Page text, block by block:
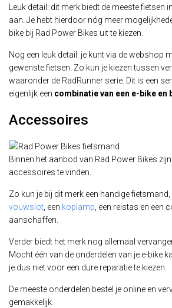
Leuk detail: dit merk biedt de meeste fietsen in
aan. Je hebt hierdoor nóg meer
bike bij Rad Power Bikes uit te kiezen.
Nog een leuk detail: je kunt via de webshop
gewenste fietsen. Zo kun je kiezen tussen
waaronder de RadRunner serie. Dit is een
eigenlijk een combinatie van een e-bike en
Accessoires
Binnen het aanbod van Rad Power Bikes zijn
accessoires te vinden.
Zo kun je bij dit merk een handige fietsmand,
vouwslot, een koplamp, een reistas en een
aanschaffen.
Verder biedt het merk nog allemaal
Mocht één van de onderdelen van je e-bike
je dus niet voor een dure reparatie te kiezen.
De meeste onderdelen bestel je online en
gemakkelijk.